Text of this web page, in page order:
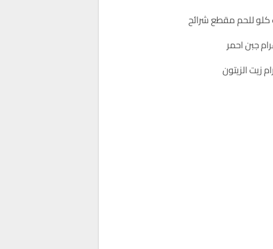
للحم مقطع شرائح